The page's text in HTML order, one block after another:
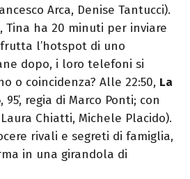
Arca, Denise Tantucci).
Tina ha 20 minuti per inviare
l’hotspot di uno
dopo, i loro telefoni si
o coincidenza? Alle 22:50, La
95’, regia di Marco Ponti; con
Chiatti, Michele Placido).
rivali e segreti di famiglia,
in una girandola di